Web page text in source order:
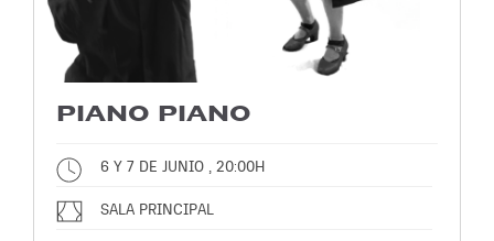
PIANO PIANO
6 Y 7 DE JUNIO , 20:00H
SALA PRINCIPAL